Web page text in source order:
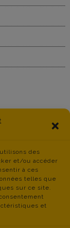
des
et/ou accéder
à ces
telles que
sur ce site.
et